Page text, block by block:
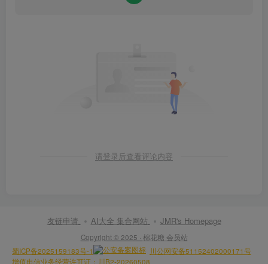
请登录后查看评论内容
友链申请 AI大全 集合网站 JMR's Homepage
Copyright © 2025 · 棉花糖 会员站
蜀ICP备2025159183号-1
川公网安备51152402000171号
增值电信业务经营许可证：川B2-20260508